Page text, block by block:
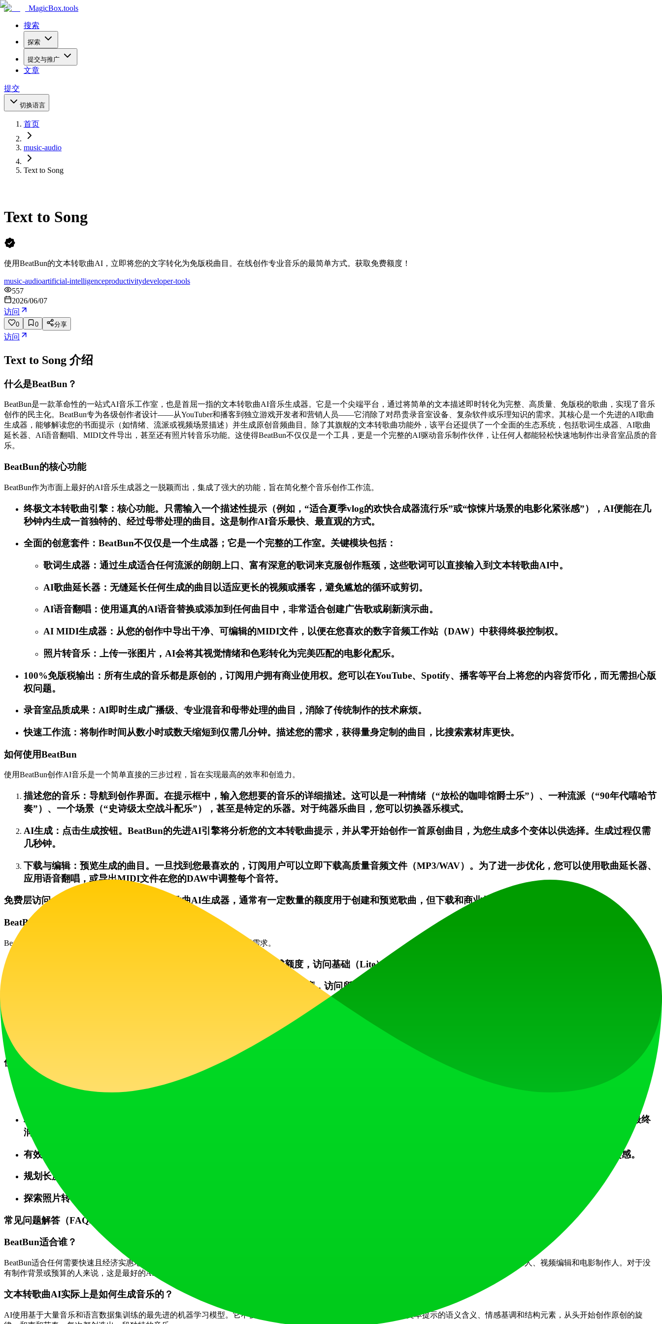
MagicBox.tools
搜索
探索
提交与推广
文章
提交
切换语言
首页
music-audio
Text to Song
Text to Song
使用BeatBun的文本转歌曲AI，立即将您的文字转化为免版税曲目。在线创作专业音乐的最简单方式。获取免费额度！
music-audioartificial-intelligenceproductivitydeveloper-tools
557
2026/06/07
访问
0 0 分享
访问
Text to Song 介绍
什么是BeatBun？
BeatBun是一款革命性的一站式AI音乐工作室，也是首屈一指的文本转歌曲AI音乐生成器。它是一个尖端平台，通过将简单的文本描述即时转化为完整、高质量、免版税的歌曲，实现了音乐
创作的民主化。BeatBun专为各级创作者设计——从YouTuber和播客到独立游戏开发者和营销人员——它消除了对昂贵录音室设备、复杂软件或乐理知识的需求。其核心是一个先进的AI歌曲
生成器，能够解读您的书面提示（如情绪、流派或视频场景描述）并生成原创音频曲目。除了其旗舰的文本转歌曲功能外，该平台还提供了一个全面的生态系统，包括歌词生成器、AI歌曲
延长器、AI语音翻唱、MIDI文件导出，甚至还有照片转音乐功能。这使得BeatBun不仅仅是一个工具，更是一个完整的AI驱动音乐制作伙伴，让任何人都能轻松快速地制作出录音室品质的音
乐。
BeatBun的核心功能
BeatBun作为市面上最好的AI音乐生成器之一脱颖而出，集成了强大的功能，旨在简化整个音乐创作工作流。
终极文本转歌曲引擎：核心功能。只需输入一个描述性提示（例如，“适合夏季vlog的欢快合成器流行乐”或“惊悚片场景的电影化紧张感”），AI便能在几
秒钟内生成一首独特的、经过母带处理的曲目。这是制作AI音乐最快、最直观的方式。
全面的创意套件：BeatBun不仅仅是一个生成器；它是一个完整的工作室。关键模块包括：
歌词生成器：通过生成适合任何流派的朗朗上口、富有深意的歌词来克服创作瓶颈，这些歌词可以直接输入到文本转歌曲AI中。
AI歌曲延长器：无缝延长任何生成的曲目以适应更长的视频或播客，避免尴尬的循环或剪切。
AI语音翻唱：使用逼真的AI语音替换或添加到任何曲目中，非常适合创建广告歌或刷新演示曲。
AI MIDI生成器：从您的创作中导出干净、可编辑的MIDI文件，以便在您喜欢的数字音频工作站（DAW）中获得终极控制权。
照片转音乐：上传一张图片，AI会将其视觉情绪和色彩转化为完美匹配的电影化配乐。
100%免版税输出：所有生成的音乐都是原创的，订阅用户拥有商业使用权。您可以在YouTube、Spotify、播客等平台上将您的内容货币化，而无需担心版
权问题。
录音室品质成果：AI即时生成广播级、专业混音和母带处理的曲目，消除了传统制作的技术麻烦。
快速工作流：将制作时间从数小时或数天缩短到仅需几分钟。描述您的需求，获得量身定制的曲目，比搜索素材库更快。
如何使用BeatBun
使用BeatBun创作AI音乐是一个简单直接的三步过程，旨在实现最高的效率和创造力。
描述您的音乐：导航到创作界面。在提示框中，输入您想要的音乐的详细描述。这可以是一种情绪（“放松的咖啡馆爵士乐”）、一种流派（“90年代嘻哈节
奏”）、一个场景（“史诗级太空战斗配乐”），甚至是特定的乐器。对于纯器乐曲目，您可以切换器乐模式。
AI生成：点击生成按钮。BeatBun的先进AI引擎将分析您的文本转歌曲提示，并从零开始创作一首原创曲目，为您生成多个变体以供选择。生成过程仅需
几秒钟。
下载与编辑：预览生成的曲目。一旦找到您最喜欢的，订阅用户可以立即下载高质量音频文件（MP3/WAV）。为了进一步优化，您可以使用歌曲延长器、
应用语音翻唱，或导出MIDI文件在您的DAW中调整每个音符。
免费层访问：新用户可以免费试用文本转歌曲AI生成器，通常有一定数量的额度用于创建和预览歌曲，但下载和商业使用需要订阅。
BeatBun定价方案
BeatBun提供灵活的订阅层级，以满足从休闲创作者到专业工作室的不同需求。
免费方案（0美元/月）：适合测试平台。包括有限数量的AI生成额度，访问基础（Lite）模型，并允许您生成几首歌曲进行预览。不包含下载和商业许可。
入门方案（16.99美元/月）：适合个人创作者。每月提供1,000个AI额度，访问所有AI模型，能够生成和下载最多200首歌曲，并包含完整的商业许可。
专业方案（29.99美元/月）：专为小团队和严肃创作者设计。每月提供2,000个AI额度，完全访问所有功能和模型，最多400首歌曲生成并免费下载，以及全
所有付费方案都为您生成的曲目提供永久云存储，而免费层输出则只有临时存储。
使用BeatBun的有用技巧
提示词要具体：您的文本转歌曲输出质量取决于您的输入。与其写“悲伤的歌曲”，不如尝试“忧郁的钢琴民谣，慢节奏，带有氛围弦乐”。您的描述越生
利用整个生态系统：不要孤立地只使用文本转歌曲生成器。先使用歌词生成器获取灵感，然后将这些歌词输入主引擎。为长篇内容使用延长器，并为最终
润色使用MIDI导出。
有效使用流派标签：组合流派以创造独特的混合体（例如，“合成器放克”或“管弦乐低保真”）。参考BeatBun主页上展示的创作作品以获取提示灵感。
规划长度：如果您知道需要一首3分钟的曲目用于视频，请在初始生成后使用AI歌曲延长器功能，无缝延长音乐而不损失质量或氛围。
探索照片转音乐：如果您难以用语言描述一个场景，可以上传视频的关键截图或情绪板图片。AI通常能完美捕捉视觉氛围。
常见问题解答（FAQs）
BeatBun适合谁？
BeatBun适合任何需要快速且经济实惠地获得原创音乐的人。这包括内容创作者（YouTuber、TikToker）、播客、独立游戏开发者、营销机构、业余音乐人、视频编辑和电影制作人。对于没
有制作背景或预算的人来说，这是最好的AI音乐生成器。
文本转歌曲AI实际上是如何生成音乐的？
AI使用基于大量音乐和语言数据集训练的最先进的机器学习模型。它不仅仅是拼接预先录制的循环片段。它会分析您文本提示的语义含义、情感基调和结构元素，从头开始创作原创的旋